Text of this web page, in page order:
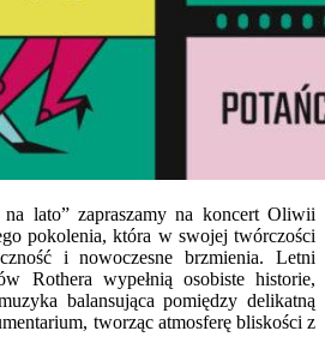
lato” zapraszamy na koncert Oliwii
pokolenia, która w swojej twórczości
i nowoczesne brzmienia. Letni
Rothera wypełnią osobiste historie,
balansująca pomiędzy delikatną
tworząc atmosferę bliskości z